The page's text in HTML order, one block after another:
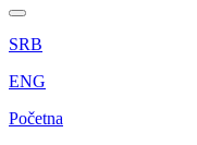
SRB
ENG
Početna